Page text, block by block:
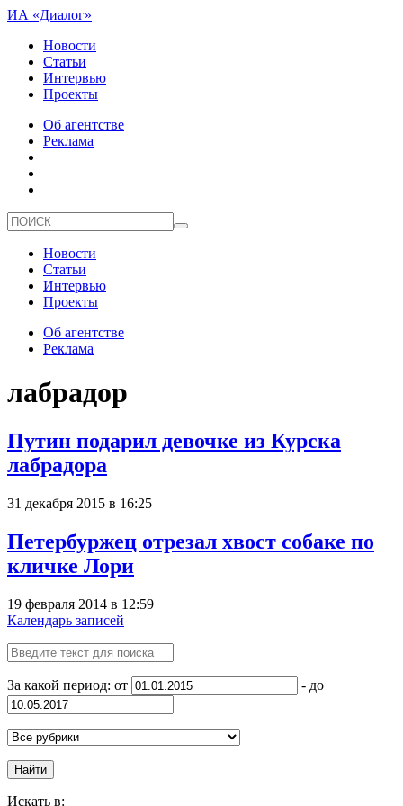
ИА «Диалог»
Новости
Статьи
Интервью
Проекты
Об агентстве
Реклама
Новости
Статьи
Интервью
Проекты
Об агентстве
Реклама
лабрадор
Путин подарил девочке из Курска
лабрадора
31 декабря 2015 в 16:25
Петербуржец отрезал хвост собаке по
кличке Лори
19 февраля 2014 в 12:59
Календарь записей
За какой период: от - до
Найти
Искать в: